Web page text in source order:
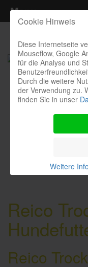
Kosten I
Reico
Reico
Cookie Hinweis
Diese Internetseite
Mouseflow, Google
für die Analyse und
Durch die weitere
der Verwendung zu.
finden Sie in unser
Weitere
Menu